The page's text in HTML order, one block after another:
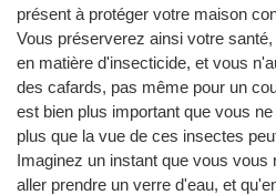
présent à protéger votre maison
Vous préserverez ainsi votre
en matière d'insecticide, et vous
des cafards, pas même pour un
est bien plus important que vous
plus que la vue de ces insectes
Imaginez un instant que vous vous
aller prendre un verre d'eau, et